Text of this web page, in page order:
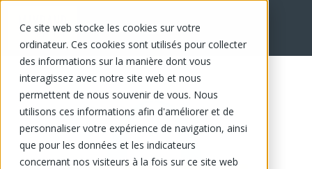
Ce site web stocke les cookies sur votre
ordinateur. Ces cookies sont utilisés pour collecter
des informations sur la manière dont vous
interagissez avec notre site web et nous
permettent de nous souvenir de vous. Nous
utilisons ces informations afin d'améliorer et de
personnaliser votre expérience de navigation, ainsi
que pour les données et les indicateurs
concernant nos visiteurs à la fois sur ce site web
EN